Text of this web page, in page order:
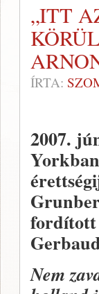
„ITT
ÍRTA:
2007.
fordított
Nem